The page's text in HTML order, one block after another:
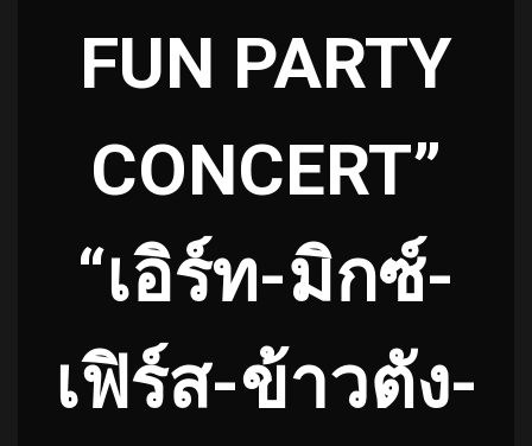
FUN PARTY
CONCERT”
“เอิร์ท-มิกซ์-
เฟิร์ส-ข้าวตัง-